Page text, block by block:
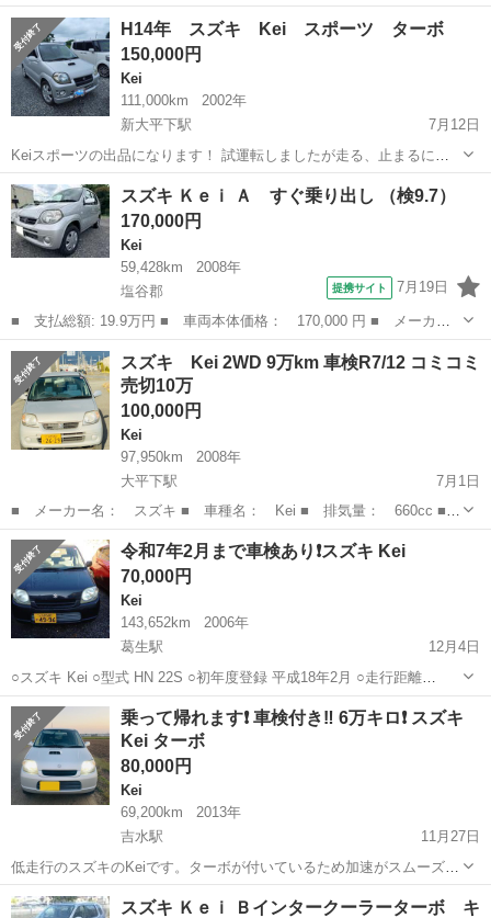
ームノーリターンになります。ご了承ください。 メーカー…スズキ 車
種…ケリー 年式…平成17年9月 型式…LE-DA63T 走行距離…36,430km
車...
栃木 足利市 足利駅 Kei
H14年 スズキ Kei スポーツ ターボ
150,000円
Kei
111,000km
2002年
新大平下駅
7月12日
Keiスポーツの出品になります！ 試運転しましたが走る、止まるに問
題ありませんでした。 ターボ キーレス 現状車 現車確認も大丈夫で
す。 現車確認していただければその場で値引き交渉可能です。メッセ
ージでの値引き交渉は対...
栃木 小山市 新大平下駅 ターボ
スズキ Ｋｅｉ Ａ すぐ乗り出し （検9.7）
170,000円
Kei
59,428km
2008年
塩谷郡
提携サイト 7月19日
■ 支払総額: 19.9万円 ■ 車両本体価格： 170,000 円 ■ メーカー
名： スズキ ■ 車種名： Ｋｅｉ ■ グレード名： Ａ すぐ乗り
出し ■ 排気量： 660cc ■ ドア枚数： 5D ■ ミッション： A...
栃木 塩谷郡 Kei
スズキ Kei 2WD 9万km 車検R7/12 コミコミ
売切10万
100,000円
Kei
97,950km
2008年
大平下駅
7月1日
■ メーカー名： スズキ ■ 車種名： Kei ■ 排気量： 660cc ■
ドア枚数： 5D ■ 年式（年）： 2008 ■ 走行距離： 97,950km
■ 車検： R7/12 ■ 色名： シルバー ■ 修復歴 : ...
栃木 栃木市 大平下駅 Kei 車両
令和7年2月まで車検あり❗スズキ Kei
70,000円
Kei
143,652km
2006年
葛生駅
12月4日
○スズキ Kei ○型式 HN 22S ○初年度登録 平成18年2月 ○走行距離
143652㎞ ○小キズ・小凹みあり ※栃木県佐野市葛生まで現車確認(現
状引渡しの為）来ていただける方限定販売‼️ ※ご購入前に...
栃木 佐野市 葛生駅 Kei 走行距離
乗って帰れます❗️ 車検付き‼️ 6万キロ❗️ スズキ
Kei ターボ
80,000円
Kei
69,200km
2013年
吉水駅
11月27日
低走行のスズキのKeiです。ターボが付いているため加速がスムーズで
す。車内も広く快適です。サビ、キズ、へこみ、タッチペン跡、オイ
ルもれ、排気もれあります。細い所は現車確認時にご確認ください。
栃木 佐野市 吉水駅 ターボ
スズキ Ｋｅｉ Ｂインタークーラーターボ キ